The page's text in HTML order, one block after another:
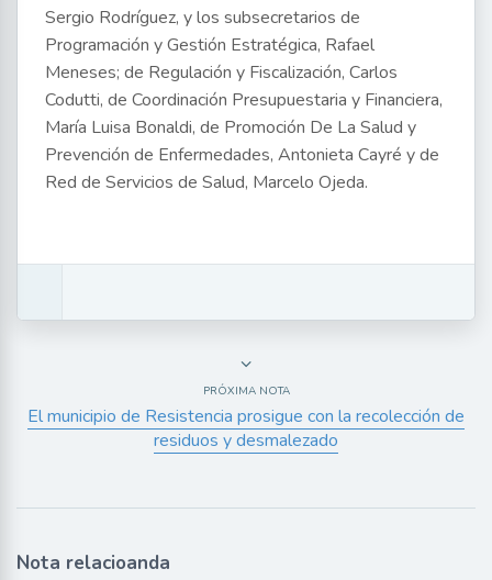
Sergio Rodríguez, y los subsecretarios de
Programación y Gestión Estratégica, Rafael
Meneses; de Regulación y Fiscalización, Carlos
Codutti, de Coordinación Presupuestaria y Financiera,
María Luisa Bonaldi, de Promoción De La Salud y
Prevención de Enfermedades, Antonieta Cayré y de
Red de Servicios de Salud, Marcelo Ojeda.
PRÓXIMA NOTA
El municipio de Resistencia prosigue con la recolección de
residuos y desmalezado
Nota relacioanda